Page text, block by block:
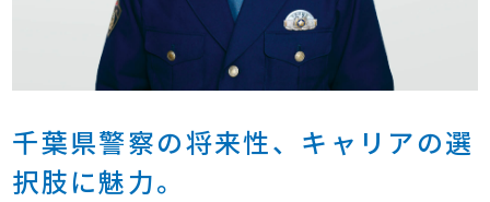
千葉県警察の将来性、 キャリアの選
択肢に魅力。